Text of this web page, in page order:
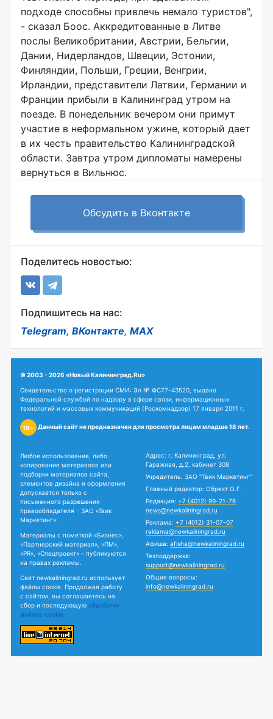
подходе способны привлечь немало туристов",
- сказал Боос. Аккредитованные в Литве
послы Великобритании, Австрии, Бельгии,
Дании, Нидерландов, Швеции, Эстонии,
Финляндии, Польши, Греции, Венгрии,
Ирландии, представители Латвии, Германии и
Франции прибыли в Калининград утром на
поезде. В понедельник вечером они примут
участие в неформальном ужине, который дает
в их честь правительство Калининградской
области. Завтра утром дипломаты намерены
вернуться в Вильнюс.
Обсудить в Вконтакте
Поделитесь новостью:
Подпишитесь на нас:
Telegram, ВКонтакте, MAX
© 2003 - 2026 «Новый Калининград.Ru»
Свидетельство о регистрации СМИ: Эл № ФС77-43520, выдано
Федеральной службой по надзору в сфере связи, информационных
технологий и массовых коммуникаций (Роскомнадзор) 17 января 2011 г.
18+ Данный сайт не предназначен для просмотра лицам младше 18 лет.
Любое использование, либо
копирование материалов или
подборки материалов сайта,
элементов дизайна и оформления
допускается только с
письменного разрешения
правообладателя - ЗАО «Твик
Маркетинг».
Материалы с пометкой «Бизнес»,
«Партнерский материал», «ПМ»,
«PR», «Спецпроект» - публикуются
на правах рекламы.
Сайт newkaliningrad.ru использует
файлы cookie. Продолжая работу
с сайтом, вы соглашаетесь на
сбор и последующую обработку
файлов cookie.
Адрес: г. Калининград, ул.
Гаражная, д.2, кабинет 308
Учредитель: ЗАО "Твик Маркетинг"
Главный редактор: Обрехт О.Г.
Редакция: +7 (4012) 99-21-76
news@newkaliningrad.ru
Реклама: +7 (4012) 31-07-07
reklama@newkaliningrad.ru
Афиша: afisha@newkaliningrad.ru
Техподдержка:
support@newkaliningrad.ru
Общие вопросы:
info@newkaliningrad.ru